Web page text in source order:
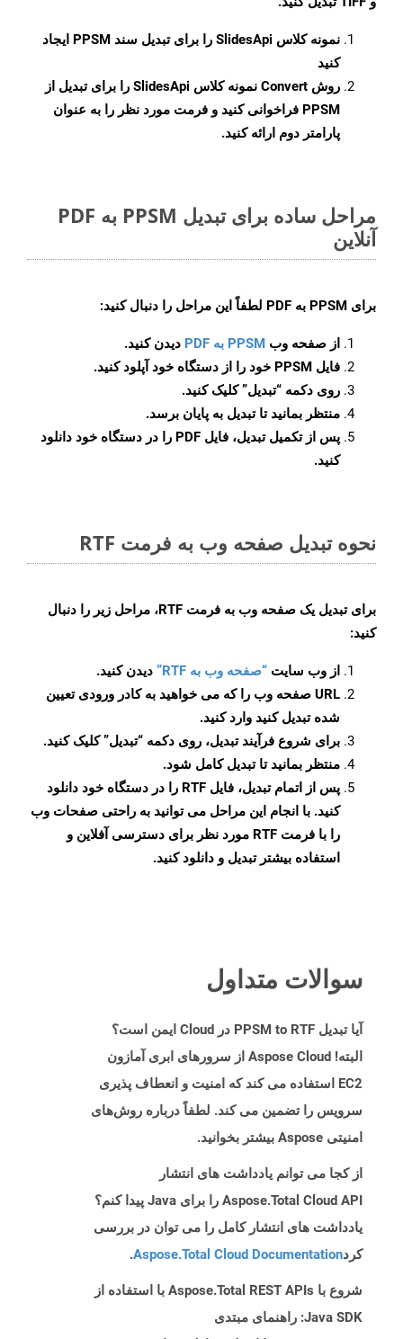
نمونه کلاس SlidesApi
را برای تبدیل سند PPSM ایجاد
کنید
روش Convert
نمونه کلاس SlidesApi را برای تبدیل از
PPSM فراخوانی کنید و فرمت مورد نظر را به عنوان
پارامتر دوم ارائه کنید.
مراحل ساده برای تبدیل PPSM به PDF
آنلاین
برای PPSM به PDF لطفاً این مراحل را دنبال کنید:
از صفحه وب PPSM به PDF
دیدن کنید.
فایل PPSM خود را از دستگاه خود آپلود کنید.
روی دکمه “تبدیل”کلیک کنید.
منتظر بمانید تا تبدیل به پایان برسد.
پس از تکمیل تبدیل، فایل PDF را در دستگاه خود دانلود
کنید.
نحوه تبدیل صفحه وب به فرمت RTF
برای تبدیل یک صفحه وب به فرمت RTF، مراحل زیر را دنبال
کنید:
از وب سایت “صفحه وب به RTF”
دیدن کنید.
URL صفحه وب را که می خواهید به کادر ورودی تعیین
شده تبدیل کنید وارد کنید.
برای شروع فرآیند تبدیل، روی دکمه “تبدیل” کلیک کنید.
منتظر بمانید تا تبدیل کامل شود.
پس از اتمام تبدیل، فایل RTF را در دستگاه خود دانلود
کنید. با انجام این مراحل می توانید به راحتی صفحات وب
را با فرمت RTF مورد نظر برای دسترسی آفلاین و
استفاده بیشتر تبدیل و دانلود کنید.
سوالات متداول
آیا تبدیل PPSM to RTF در Cloud ایمن است؟
البته! Aspose Cloud از سرورهای ابری آمازون
EC2 استفاده می کند که امنیت و انعطاف پذیری
سرویس را تضمین می کند. لطفاً درباره روش‌های
امنیتی Aspose بیشتر بخوانید.
از کجا می توانم یادداشت های انتشار
Aspose.Total Cloud API را برای Java پیدا کنم؟
یادداشت های انتشار کامل را می توان در بررسی
کردAspose.Total Cloud Documentation
.
شروع با Aspose.Total REST APIs با استفاده از
Java SDK: راهنمای مبتدی